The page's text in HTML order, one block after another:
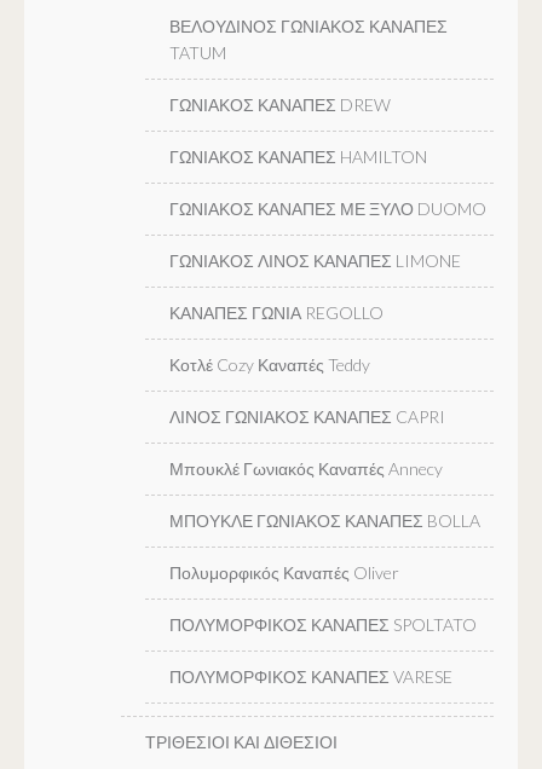
ΒΕΛΟΥΔΙΝΟΣ ΓΩΝΙΑΚΟΣ ΚΑΝΑΠΕΣ
TATUM
ΓΩΝΙΑΚΟΣ ΚΑΝΑΠΕΣ DREW
ΓΩΝΙΑΚΟΣ ΚΑΝΑΠΕΣ HAMILTON
ΓΩΝΙΑΚΟΣ ΚΑΝΑΠΕΣ ΜΕ ΞΥΛΟ DUOMO
ΓΩΝΙΑΚΟΣ ΛΙΝΟΣ ΚΑΝΑΠΕΣ LIMONE
ΚΑΝΑΠΕΣ ΓΩΝΙΑ REGOLLO
Κοτλέ Cozy Καναπές Teddy
ΛΙΝΟΣ ΓΩΝΙΑΚΟΣ ΚΑΝΑΠΕΣ CAPRI
Μπουκλέ Γωνιακός Καναπές Annecy
ΜΠΟΥΚΛΕ ΓΩΝΙΑΚΟΣ ΚΑΝΑΠΕΣ BOLLA
Πολυμορφικός Καναπές Oliver
ΠΟΛΥΜΟΡΦΙΚΟΣ ΚΑΝΑΠΕΣ SPOLTATO
ΠΟΛΥΜΟΡΦΙΚΟΣ ΚΑΝΑΠΕΣ VARESE
ΤΡΙΘΕΣΙΟΙ ΚΑΙ ΔΙΘΕΣΙΟΙ